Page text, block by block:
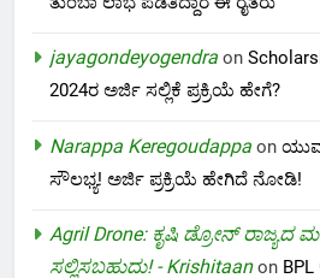
jayagondeyogendra on
2024ರ ಅರ್ಜಿ ಸಲ್ಲಿಕೆ ಪ್ರಕ್ರಿಯೆ ಹೇಗೆ?
Narappa Keregoudappa on ಯುವ
ಸೌಲಭ್ಯ! ಅರ್ಜಿ ಪ್ರಕ್ರಿಯೆ ಹೇಗಿದೆ ನೋಡಿ!
Agril Drone: ಕೃಷಿ ಡ್ರೋನ್
ಸಲ್ಲಿಸಬಹುದು! - Krishitaanon